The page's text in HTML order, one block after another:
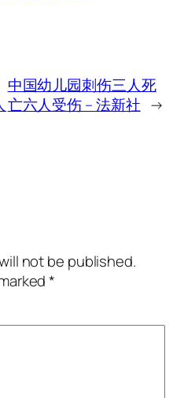
中国幼儿园刺伤三人死
亡六人受伤 – 法新社 →
not be published.
*